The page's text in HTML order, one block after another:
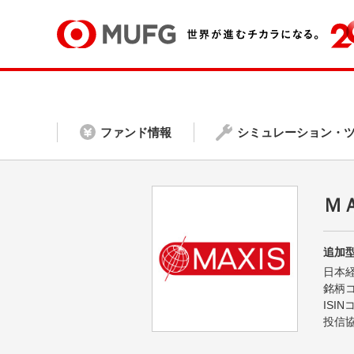
ファンド情報 シミュレーション・
Ｍ
追加
日本
銘柄
ISIN
投信